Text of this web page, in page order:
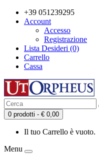
+39 051239295
Account
Accesso
Registrazione
Lista Desideri (0)
Carrello
Cassa
0 prodotti - € 0,00
Il tuo Carrello è vuoto.
Menu